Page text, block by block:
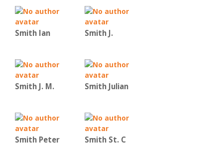
Smith Ian Smith J.
Smith J. M. Smith Julian
Smith Peter Smith St. C